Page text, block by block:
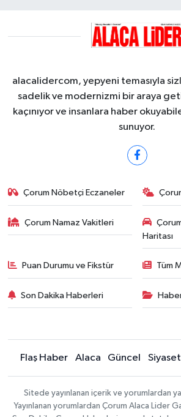
alacalidercom, yepyeni temasıyla
sadelik ve modernizmi bir araya
kaçınıyor ve insanlara haber
sunuyor.
Çorum Nöbetçi Eczaneler
Çorum Namaz Vakitleri
Haritası
Puan Durumu ve Fikstür Tüm
Son Dakika Haberleri
Flaş Haber Alaca Güncel Siyaset
Sitede yayınlanan içerik ve yorumlardan
Yayınlanan yorumlardan Çorum Alaca Lider